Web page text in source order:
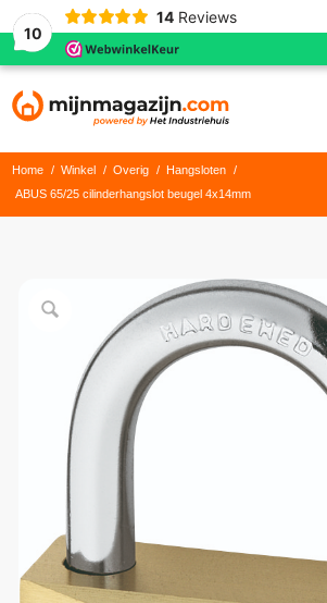
10
14 Reviews
Home / Winkel / Overig / Hangsloten
/
ABUS 65/25 cilinderhangslot beugel 4x14mm